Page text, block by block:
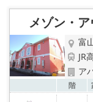
メゾン・
富
JR
ア
階